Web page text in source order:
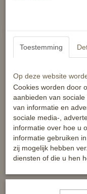
HB veulenhalster nylon -
Toestemming
Op deze website
Cookies worden door
aanbieden van
van informatie en
sociale media-,
informatie over hoe u
informatie gebruiken
zij mogelijk hebben
diensten of die u hen